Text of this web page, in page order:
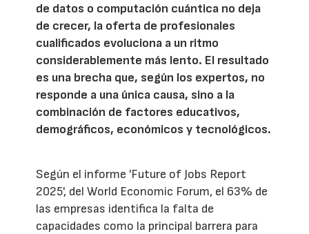
de datos o computación cuántica no deja
de crecer, la oferta de profesionales
cualificados evoluciona a un ritmo
considerablemente más lento. El resultado
es una brecha que, según los expertos, no
responde a una única causa, sino a la
combinación de factores educativos,
demográficos, económicos y tecnológicos.
Según el informe 'Future of Jobs Report
2025', del World Economic Forum, el 63% de
las empresas identifica la falta de
capacidades como la principal barrera para